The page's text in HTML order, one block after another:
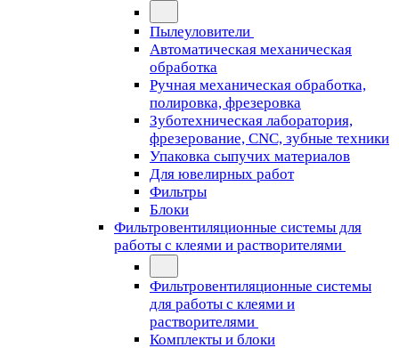
Пылеуловители
Автоматическая механическая
обработка
Ручная механическая обработка,
полировка, фрезеровка
Зуботехническая лаборатория,
фрезерование, CNC, зубные техники
Упаковка сыпучих материалов
Для ювелирных работ
Фильтры
Блоки
Фильтровентиляционные системы для
работы с клеями и растворителями
Фильтровентиляционные системы
для работы с клеями и
растворителями
Комплекты и блоки